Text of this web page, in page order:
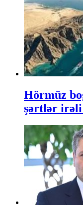
Hörmüz
şərtlər